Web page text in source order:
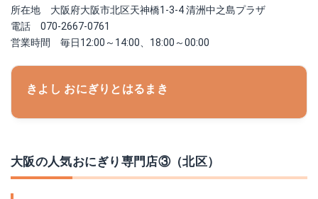
所在地 大阪府大阪市北区天神橋1-3-4 清洲中之島プラザ
電話 070-2667-0761
営業時間 毎日12:00～14:00、18:00～00:00
きよし おにぎりとはるまき
大阪の人気おにぎり専門店③（北区）